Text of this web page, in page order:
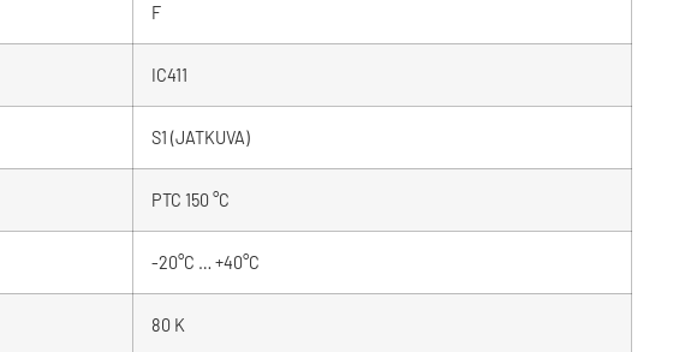
F
IC411
S1 (JATKUVA)
PTC 150 °C
-20°C … +40°C
80 K